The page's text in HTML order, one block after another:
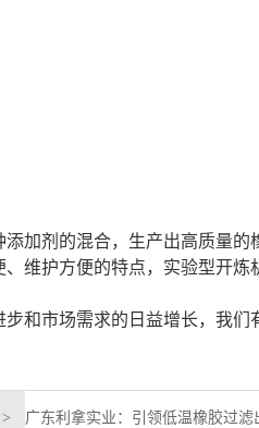
加剂的混合，生产出高质量的
维护方便的特点，实验型开炼
和市场需求的日益增长，我们